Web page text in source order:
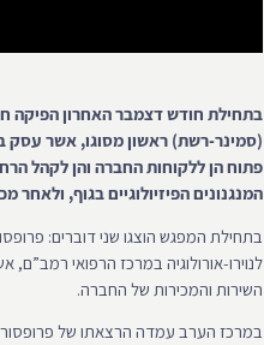
בתחילת חודש דצמבר האחרון הפיקה
(סמינר-רשת) ראשון מסוגו, אשר עסק
המנגנונים הפיזיולוגיים בגוף,
בתחילת המפגש הוצגו שני דוברים:
לנוירו-אורולוגיה במרכז הרפואי
השירות והמכירות של החברה.
במרכז הערב עמדה הרצאתו של פרופסור